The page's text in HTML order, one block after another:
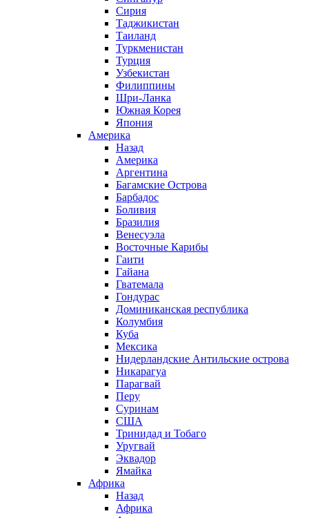
Сирия
Таджикистан
Таиланд
Туркменистан
Турция
Узбекистан
Филиппины
Шри-Ланка
Южная Корея
Япония
Америка
Назад
Америка
Аргентина
Багамские Острова
Барбадос
Боливия
Бразилия
Венесуэла
Восточные Карибы
Гаити
Гайана
Гватемала
Гондурас
Доминиканская республика
Колумбия
Куба
Мексика
Нидерландские Антильские острова
Никарагуа
Парагвай
Перу
Суринам
США
Тринидад и Тобаго
Уругвай
Эквадор
Ямайка
Африка
Назад
Африка